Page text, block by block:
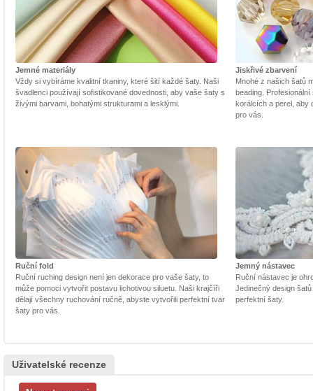
Jemné materiály
Vždy si vybíráme kvalitní tkaniny, které šití každé šaty. Naši
švadlenci používají sofistikované dovednosti, aby vaše šaty s
živými barvami, bohatými strukturami a lesklými.
Jiskřivé zbarvení
Mnohé z našich šatů
beading.
korálcích a perel, aby
pro vás.
Ruční fold
Ruční ruching design není jen dekorace pro vaše šaty, to
může pomoci vytvořit postavu lichotivou siluetu. Naši krajčíři
dělají všechny ruchování ručně, abyste vytvořili perfektní tvar
šaty pro vás.
Jemný nástavec
Ruční nástavec je
Jedinečný design
perfektní šaty.
Uživatelské recenze